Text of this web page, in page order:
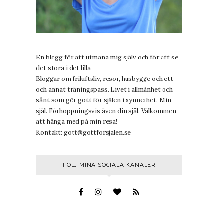
En blogg för att utmana mig själv och för att se
det stora i det lilla.
Bloggar om friluftsliv, resor, husbygge och ett
och annat träningspass. Livet i allmänhet och
sånt som gör gott för själen i synnerhet. Min
själ. Förhoppningsvis även din själ. Välkommen
att hänga med på min resa!
Kontakt: gott@gottforsjalen.se
FÖLJ MINA SOCIALA KANALER